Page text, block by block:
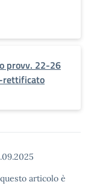
provv. 22-26
rettificato
articolo è